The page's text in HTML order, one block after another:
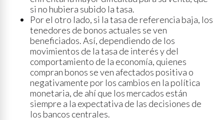
si no hubiera subido la tasa.
Por el otro lado, si la tasa de referencia baja, los
tenedores de bonos actuales se ven
beneficiados. Así, dependiendo de los
movimientos de la tasa de interés y del
comportamiento de la economía, quienes
compran bonos se ven afectados positiva o
negativamente por los cambios en la política
monetaria, de ahí que los mercados están
siempre a la expectativa de las decisiones de
los bancos centrales.